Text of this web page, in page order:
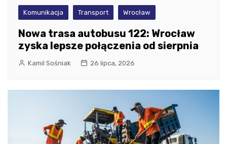
Komunikacja Transport Wrocław
Nowa trasa autobusu 122: Wrocław
zyska lepsze połączenia od sierpnia
Kamil Sośniak 26 lipca, 2026